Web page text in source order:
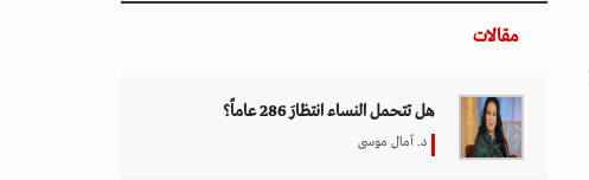
مقالات
هل تتحمل النساء انتظارَ 286 عاماً؟
د. آمال موسى